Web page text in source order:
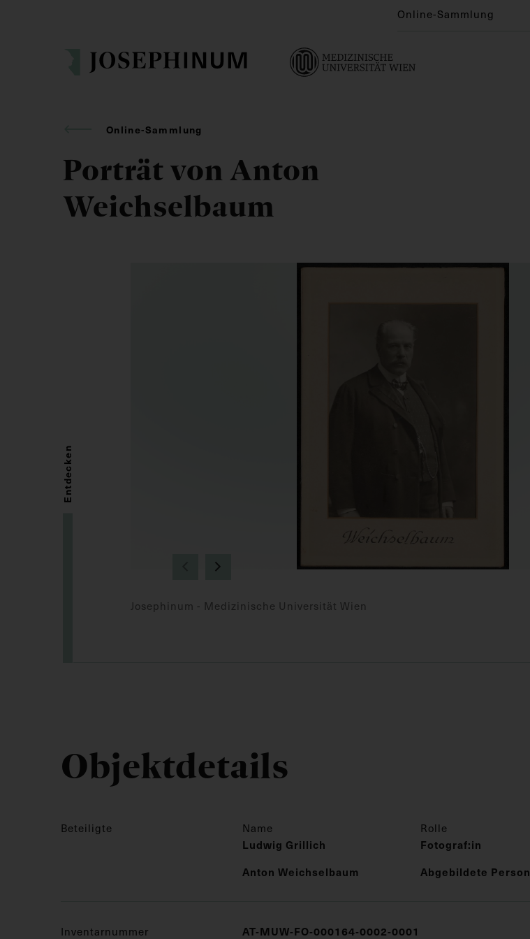
Online-Sammlung
Online-Sammlung
Porträt von Anton
Weichselbaum
Josephinum - Medizinische Universität Wien
Entdecken
Objektdetails
Beteiligte Name Rolle
Ludwig Grillich
Fotograf:in
Anton Weichselbaum
Abgebildete Person
Inventarnummer AT-MUW-FO-000164-0002-0001